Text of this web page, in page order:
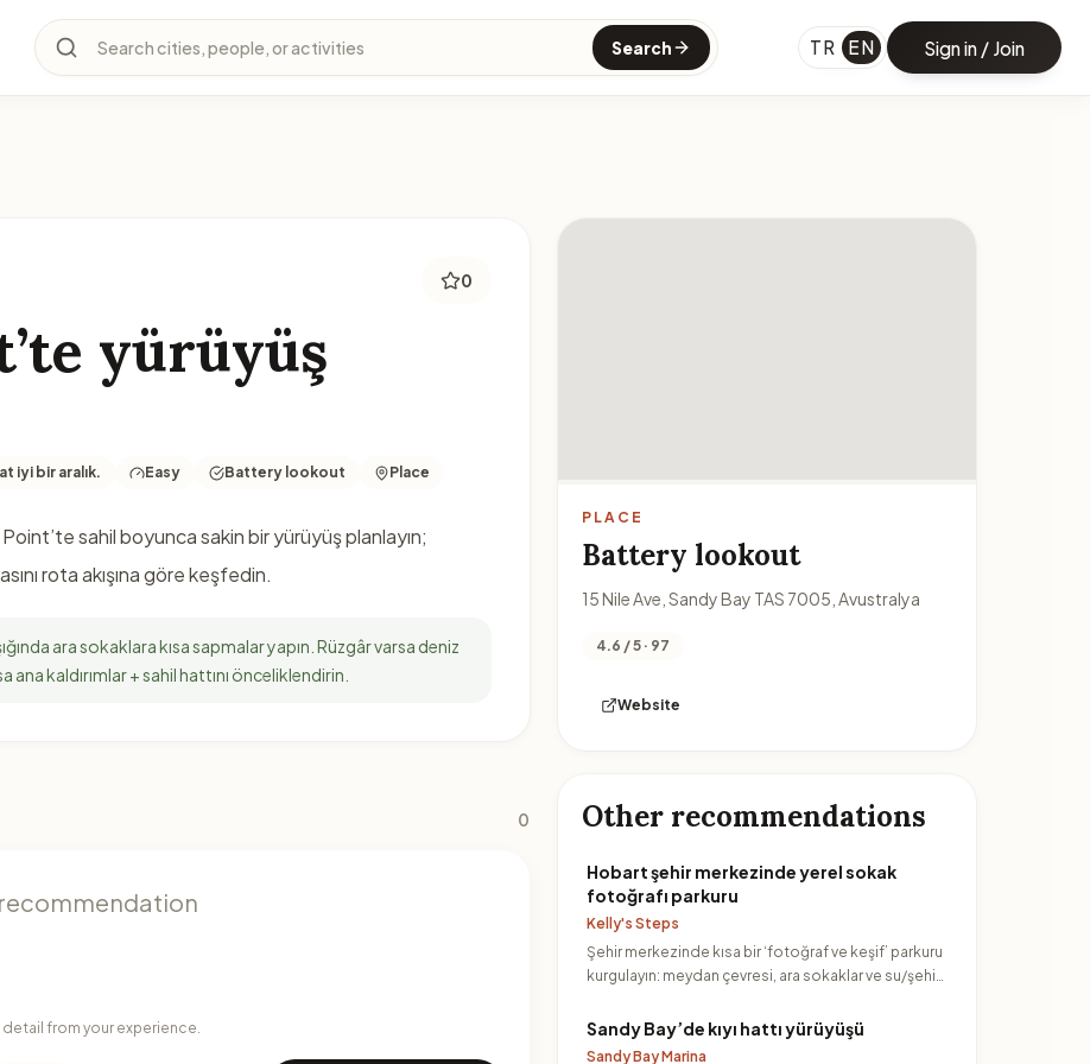
Search cities, people, or activities Search TR EN Sign in / Join
0
yürüyüş
iyi bir aralık. Easy Battery lookout Place
sahil boyunca sakin bir yürüyüş planlayın;
rota akışına göre keşfedin.
ara sokaklara kısa sapmalar yapın. Rüzgâr varsa deniz
ana kaldırımlar + sahil hattını önceliklendirin.
0
from your experience.
PLACE
Battery lookout
15 Nile Ave, Sandy Bay TAS 7005, Avustralya
4.6 / 5 · 97
Website
Other recommendations
Hobart şehir merkezinde yerel sokak
fotoğrafı parkuru
Kelly's Steps
Şehir merkezinde kısa bir ‘fotoğraf ve keşif’ parkuru
kurgulayın: meydan çevresi, ara sokaklar ve su/şehir
Sandy Bay’de kıyı hattı yürüyüşü
Sandy Bay Marina